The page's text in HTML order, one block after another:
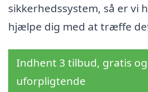
sikkerhedssystem, så er vi
hjælpe dig med at træffe
Indhent 3 tilbud, gratis og
uforpligtende